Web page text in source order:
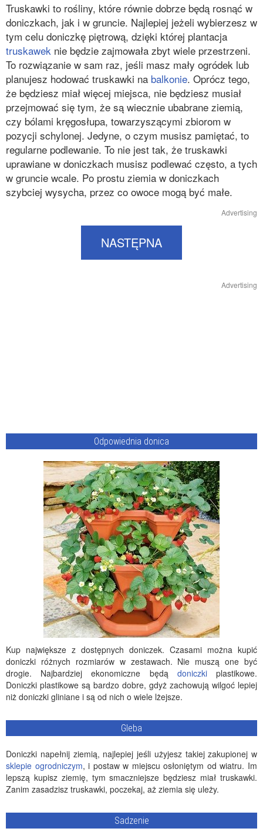
Truskawki to rośliny, które równie dobrze będą rosnąć w
doniczkach, jak i w gruncie. Najlepiej jeżeli wybierzesz w
tym celu doniczkę piętrową, dzięki której plantacja
truskawek nie będzie zajmowała zbyt wiele przestrzeni.
To rozwiązanie w sam raz, jeśli masz mały ogródek lub
planujesz hodować truskawki na balkonie. Oprócz tego,
że będziesz miał więcej miejsca, nie będziesz musiał
przejmować się tym, że są wiecznie ubabrane ziemią,
czy bólami kręgosłupa, towarzyszącymi zbiorom w
pozycji schylonej. Jedyne, o czym musisz pamiętać, to
regularne podlewanie. To nie jest tak, że truskawki
uprawiane w doniczkach musisz podlewać często, a tych
w gruncie wcale. Po prostu ziemia w doniczkach
szybciej wysycha, przez co owoce mogą być małe.
Advertising
NASTĘPNA
Advertising
Odpowiednia donica
Kup największe z dostępnych doniczek. Czasami można kupić
doniczki różnych rozmiarów w zestawach. Nie muszą one być
drogie. Najbardziej ekonomiczne będą doniczkiplastikowe.
Doniczki plastikowe są bardzo dobre, gdyż zachowują wilgoć lepiej
niż doniczki gliniane i są od nich o wiele lżejsze.
Gleba
Doniczki napełnij ziemią, najlepiej jeśli użyjesz takiej zakupionej w
sklepie ogrodniczym, i postaw w miejscu osłoniętym od wiatru. Im
lepszą kupisz ziemię, tym smaczniejsze będziesz miał truskawki.
Zanim zasadzisz truskawki, poczekaj, aż ziemia się uleży.
Sadzenie